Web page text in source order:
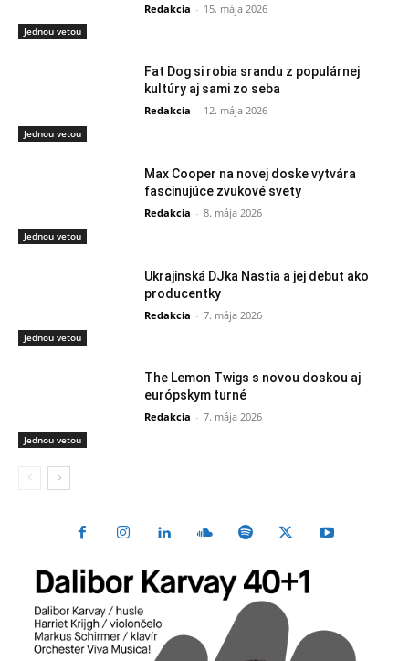
Jednou vetou
Redakcia - 15. mája 2026
Jednou vetou
Fat Dog si robia srandu z populárnej
kultúry aj sami zo seba
Redakcia - 12. mája 2026
Jednou vetou
Max Cooper na novej doske vytvára
fascinujúce zvukové svety
Redakcia - 8. mája 2026
Jednou vetou
Ukrajinská DJka Nastia a jej debut ako
producentky
Redakcia - 7. mája 2026
Jednou vetou
The Lemon Twigs s novou doskou aj
európskym turné
Redakcia - 7. mája 2026